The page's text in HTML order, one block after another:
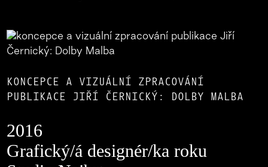
KONCEPCE A VIZUÁLNÍ ZPRACOVÁNÍ
PUBLIKACE JIŘÍ ČERNICKÝ: DOLBY MALBA
2016
Grafický/á designér/ka roku